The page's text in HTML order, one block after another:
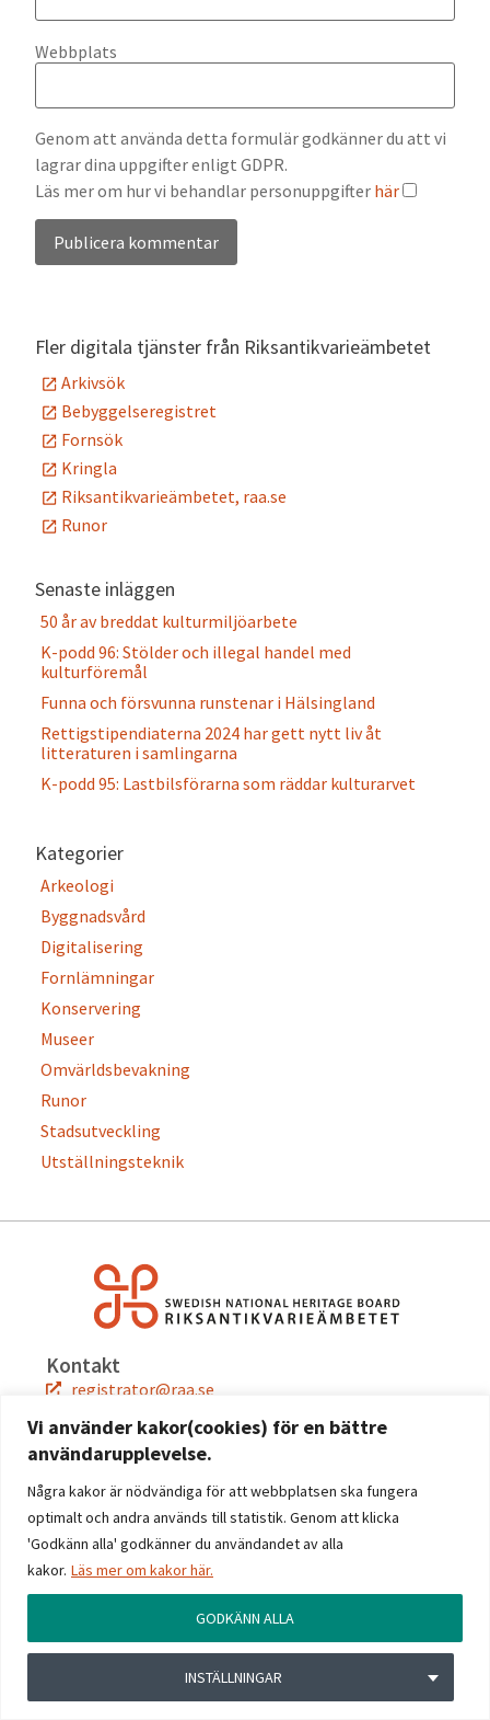
Vi använder kakor(cookies) för en bättre
användarupplevelse.
Några kakor är nödvändiga för att webbplatsen ska fungera
optimalt och andra används till statistik. Genom att klicka
'Godkänn alla' godkänner du användandet av alla
kakor. Läs mer om kakor här.
INSTÄLLNINGAR
GODKÄNN ALLA
Webbplats
Genom att använda detta formulär godkänner du att vi
lagrar dina uppgifter enligt GDPR.
Läs mer om hur vi behandlar personuppgifter här
Fler digitala tjänster från Riksantikvarieämbetet
Arkivsök
Bebyggelseregistret
Fornsök
Kringla
Riksantikvarieämbetet, raa.se
Runor
Senaste inläggen
50 år av breddat kulturmiljöarbete
K-podd 96: Stölder och illegal handel med
kulturföremål
Funna och försvunna runstenar i Hälsingland
Rettigstipendiaterna 2024 har gett nytt liv åt
litteraturen i samlingarna
K-podd 95: Lastbilsförarna som räddar kulturarvet
Kategorier
Arkeologi
Byggnadsvård
Digitalisering
Fornlämningar
Konservering
Museer
Omvärldsbevakning
Runor
Stadsutveckling
Utställningsteknik
Kontakt
registrator@raa.se
Snabblänkar
Jobba hos oss
Press
Kontakta oss
Följ oss
Linkedin